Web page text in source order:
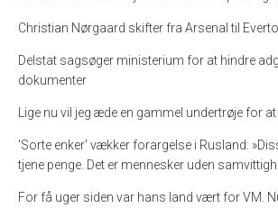
Christian Nørgaard skifter fra Arsenal til
Delstat sagsøger ministerium for at hindre
dokumenter
Lige nu vil jeg æde en gammel undertrøje for
'Sorte enker' vækker forargelse i Rusland:
tjene penge. Det er mennesker uden
For få uger siden var hans land vært for VM.